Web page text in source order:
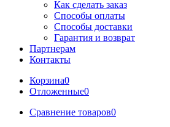
Как сделать заказ
Способы оплаты
Способы доставки
Гарантия и возврат
Партнерам
Контакты
Корзина0
Отложенные0
Сравнение товаров0